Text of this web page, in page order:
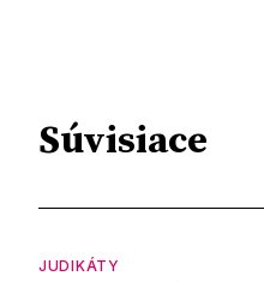
Súvisiace
JUDIKÁTY